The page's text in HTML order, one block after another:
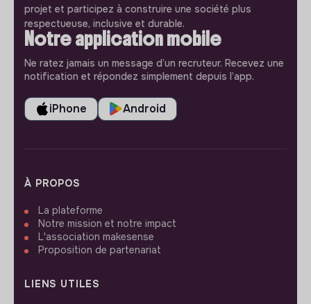
projet et participez à construire une société plus
respectueuse, inclusive et durable.
Notre application mobile
Ne ratez jamais un message d’un recruteur. Recevez une
notification et répondez simplement depuis l’app.
iPhone Android
À PROPOS
La plateforme
Notre mission et notre impact
L'association makesense
Proposition de partenariat
LIENS UTILES